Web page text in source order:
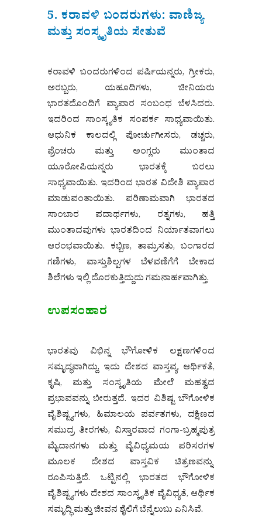
5. ಕರಾವಳಿ ಬಂದರುಗಳು: ವಾಣಿಜ್ಯ
ಮತ್ತು ಸಂಸ್ಕೃತಿಯ ಸೇತುವೆ
ಕರಾವಳಿ ಬಂದರುಗಳಿಂದ ಪರ್ಷಿಯನ್ನರು, ಗ್ರೀಕರು,
ಅರಬ್ಬರು, ಯಹೂದಿಗಳು, ಚೀನಿಯರು
ಭಾರತದೊಂದಿಗೆ ವ್ಯಾಪಾರ ಸಂಬಂಧ ಬೆಳಸಿದರು.
ಇದರಿಂದ ಸಾಂಸ್ಕೃತಿಕ ಸಂಪರ್ಕ ಸಾಧ್ಯವಾಯಿತು.
ಆಧುನಿಕ ಕಾಲದಲ್ಲಿ ಪೋರ್ಚುಗೀಸರು, ಡಚ್ಚರು,
ಫ್ರೆಂಚರು ಮತ್ತು ಅಂಗ್ಲರು ಮುಂತಾದ
ಯೂರೋಪಿಯನ್ನರು ಭಾರತಕ್ಕೆ ಬರಲು
ಸಾಧ್ಯವಾಯಿತು. ಇದರಿಂದ ಭಾರತ ವಿದೇಶಿ ವ್ಯಾಪಾರ
ಮಾಡುವಂತಾಯಿತು. ಪರಿಣಾಮವಾಗಿ ಭಾರತದ
ಸಾಂಬಾರ ಪದಾರ್ಥಗಳು, ರತ್ನಗಳು, ಹತ್ತಿ
ಮುಂತಾದವುಗಳು ಭಾರತದಿಂದ ನಿರ್ಯಾತವಾಗಲು
ಆರಂಭವಾಯಿತು. ಕಬ್ಬಿಣ, ತಾಮ್ರಸತು, ಬಂಗಾರದ
ಗಣಿಗಳು, ವಾಸ್ತುಶಿಲ್ಪಗಳ ಬೆಳವಣಿಗೆಗೆ ಬೇಕಾದ
ಶಿಲೆಗಳು ಇಲ್ಲಿ ದೊರಕುತ್ತಿದ್ದುದು ಗಮನಾರ್ಹವಾಗಿತ್ತು.
ಉಪಸಂಹಾರ
ಭಾರತವು ವಿಭಿನ್ನ ಭೌಗೋಳಿಕ ಲಕ್ಷಣಗಳಿಂದ
ಸಮೃದ್ಧವಾಗಿದ್ದು, ಇದು ದೇಶದ ವಾಸ್ತವ್ಯ, ಆರ್ಥಿಕತೆ,
ಕೃಷಿ, ಮತ್ತು ಸಂಸ್ಕೃತಿಯ ಮೇಲೆ ಮಹತ್ವದ
ಪ್ರಭಾವವನ್ನು ಬೀರುತ್ತದೆ. ಇದರ ವಿಶಿಷ್ಟ ಬೌಗೋಳಿಕ
ವೈಶಿಷ್ಟ್ಯಗಳು, ಹಿಮಾಲಯ ಪರ್ವತಗಳು, ದಕ್ಷಿಣದ
ಸಮುದ್ರ ತೀರಗಳು, ವಿಸ್ತಾರವಾದ ಗಂಗಾ-ಬ್ರಹ್ಮಪುತ್ರ
ಮೈದಾನಗಳು ಮತ್ತು ವೈವಿಧ್ಯಮಯ ಪರಿಸರಗಳ
ಮೂಲಕ ದೇಶದ ವಾಸ್ತವಿಕ ಚಿತ್ರಣವನ್ನು
ರೂಪಿಸುತ್ತಿದೆ. ಒಟ್ಟಿನಲ್ಲಿ ಭಾರತದ ಭೌಗೋಳಿಕ
ವೈಶಿಷ್ಟ್ಯಗಳು ದೇಶದ ಸಾಂಸ್ಕೃತಿಕ ವೈವಿಧ್ಯತೆ, ಆರ್ಥಿಕ
ಸಮೃದ್ಧಿ ಮತ್ತು ಜೀವನ ಶೈಲಿಗೆ ಬೆನ್ನೆಲುಬು ಎನಿಸಿವೆ.